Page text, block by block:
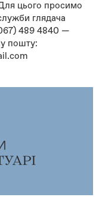
цього просимо
глядача
489 4840 —
пошту: